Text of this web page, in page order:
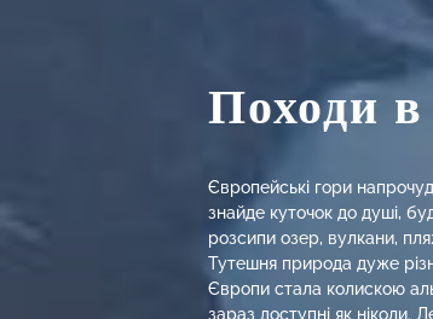
Походи в
Європейські гори
знайде куточок до душі,
розсипи озер, вулкани,
Тутешня природа дуже
Європи стала колискою
зараз доступні як ніколи.